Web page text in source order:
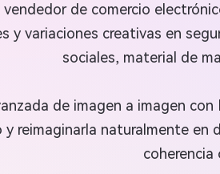
vendedor de comercio
y variaciones creativas en
sociales, material de
de imagen a imagen con
reimaginarla naturalmente en
coherencia